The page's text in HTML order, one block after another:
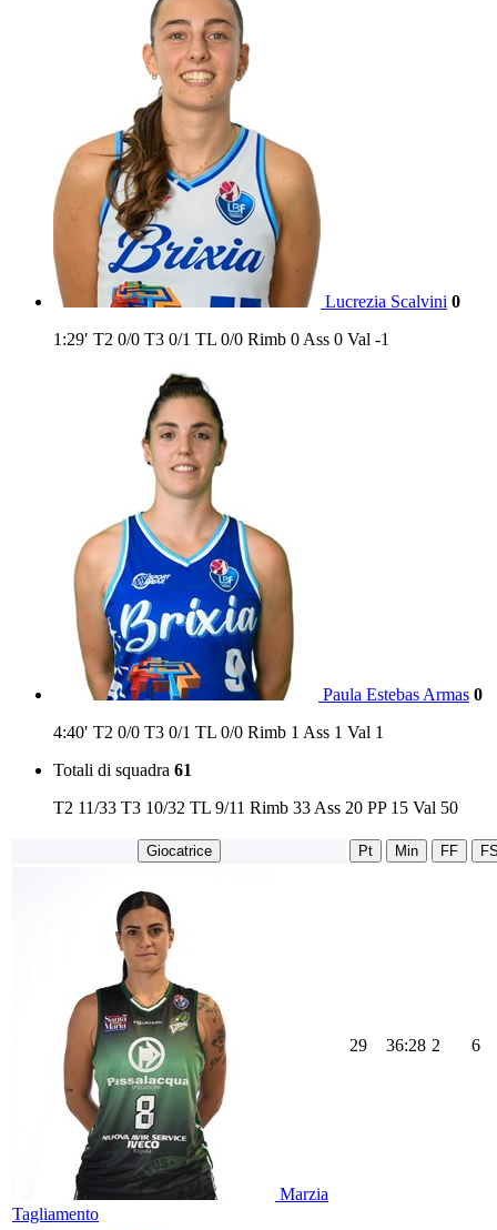
Lucrezia Scalvini 0
1:29′ T2 0/0 T3 0/1 TL 0/0 Rimb 0 Ass 0 Val -1
Paula Estebas Armas 0
4:40′ T2 0/0 T3 0/1 TL 0/0 Rimb 1 Ass 1 Val 1
Totali di squadra 61
T2 11/33 T3 10/32 TL 9/11 Rimb 33 Ass 20 PP 15 Val 50
Giocatrice Pt Min FF
Marzia
Tagliamento
29 36:28 2 6